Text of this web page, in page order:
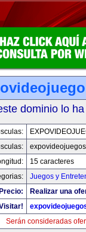
dominio lo
15 caracteres
Juegos y
Precio:
Realizar una
Serán consideradas